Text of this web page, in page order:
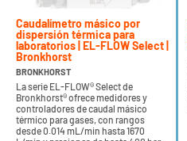
Caudalímetro másico por
dispersión térmica para
laboratorios | EL-FLOW Select |
Bronkhorst
BRONKHORST
La serie EL-FLOW® Select de
Bronkhorst® ofrece medidores y
controladores de caudal másico
térmico para gases, con rangos
desde 0.014 mL/min hasta 1670